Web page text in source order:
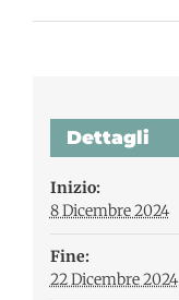
Dettagli
Inizio:
8 Dicembre 2024
Fine:
22 Dicembre 2024